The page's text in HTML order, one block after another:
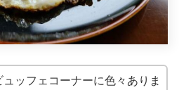
ッフェコーナーに色々ありま